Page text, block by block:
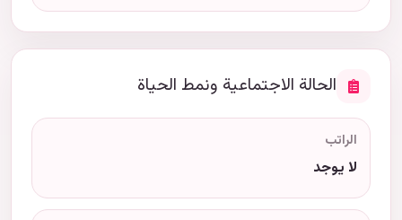
الحالة الاجتماعية ونمط الحياة
الراتب
لا يوجد